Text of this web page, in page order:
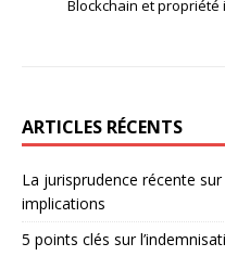
Blockchain et
ARTICLES RÉCENTS
La jurisprudence récente
implications
5 points clés sur